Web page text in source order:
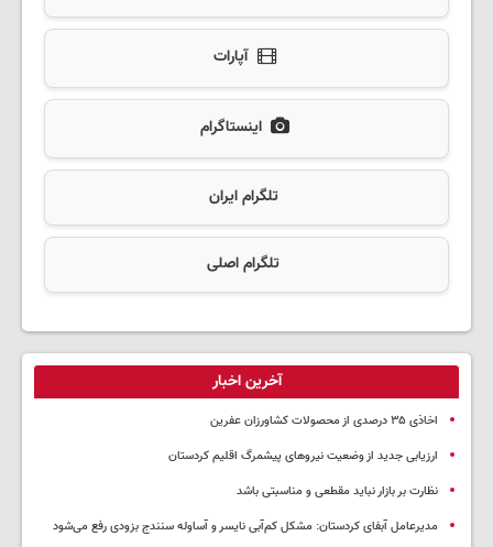
آپارات
اینستاگرام
تلگرام ایران
تلگرام اصلی
آخرین اخبار
اخاذی ۳۵ درصدی از محصولات کشاورزان عفرین
ارزیابی جدید از وضعیت نیروهای پیشمرگ اقلیم کردستان
نظارت بر بازار نباید مقطعی و مناسبتی باشد
مدیرعامل آبفای کردستان: مشکل کم‌آبی نایسر و آساوله سنندج بزودی رفع می‌شود